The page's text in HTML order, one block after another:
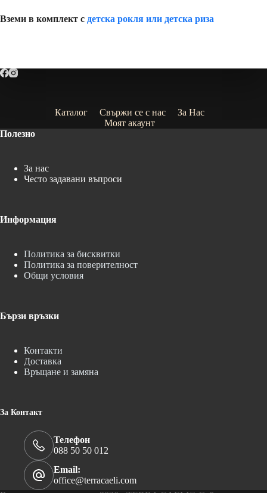
Вземи в комплект с детска рокля или детска риза
Каталог Свържи се с нас
За Нас
Моят акаунт
Полезно
За нас
Често задавани въпроси
Информация
Политика за бисквитки
Политика за поверителност
Общи условия
Бързи връзки
Контакти
Доставка
Връщане и замяна
За Контакт
Телефон
088 50 50 012
Email:
office@terracaeli.com